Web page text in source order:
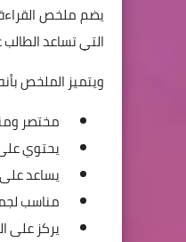
يضم ملخص القراءة
التي تساعد
ويتميز الملخص
مختصر
يحتوي
يساعد
مناسب
يركز على